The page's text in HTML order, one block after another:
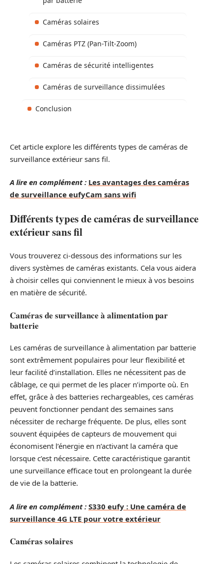
Caméras solaires
Caméras PTZ (Pan-Tilt-Zoom)
Caméras de sécurité intelligentes
Caméras de surveillance dissimulées
Conclusion
Cet article explore les différents types de caméras de
surveillance extérieur sans fil.
A lire en complément : Les avantages des caméras
de surveillance eufyCam sans wifi
Différents types de caméras de surveillance
extérieur sans fil
Vous trouverez ci-dessous des informations sur les
divers systèmes de caméras existants. Cela vous aidera
à choisir celles qui conviennent le mieux à vos besoins
en matière de sécurité.
Caméras de surveillance à alimentation par
batterie
Les caméras de surveillance à alimentation par batterie
sont extrêmement populaires pour leur flexibilité et
leur facilité d’installation. Elles ne nécessitent pas de
câblage, ce qui permet de les placer n’importe où. En
effet, grâce à des batteries rechargeables, ces caméras
peuvent fonctionner pendant des semaines sans
nécessiter de recharge fréquente. De plus, elles sont
souvent équipées de capteurs de mouvement qui
économisent l’énergie en n’activant la caméra que
lorsque c’est nécessaire. Cette caractéristique garantit
une surveillance efficace tout en prolongeant la durée
de vie de la batterie.
A lire en complément : S330 eufy : Une caméra de
surveillance 4G LTE pour votre extérieur
Caméras solaires